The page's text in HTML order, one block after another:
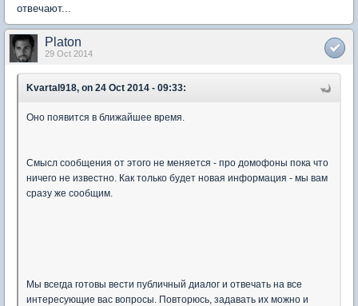
отвечают...
Platon
29 Oct 2014
Kvartal918, on 24 Oct 2014 - 09:33:
Оно появится в ближайшее время.
Смысл сообщения от этого не меняется - про домофоны пока что
ничего не известно. Как только будет новая информация - мы вам
сразу же сообщим.
Мы всегда готовы вести публичный диалог и отвечать на все
интересующие вас вопросы. Повторюсь, задавать их можно и